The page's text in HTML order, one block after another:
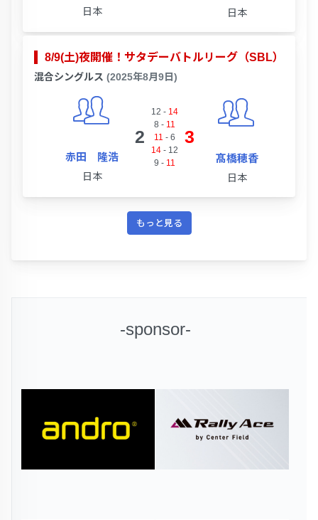
日本 日本
8/9(土)夜開催！サタデーバトルリーグ（SBL）
混合シングルス (2025年8月9日)
赤田 隆浩
日本
2
12 - 14
8 - 11
11 - 6
14- 12
9 - 11
3
髙橋穂香
日本
もっと見る
-sponsor-